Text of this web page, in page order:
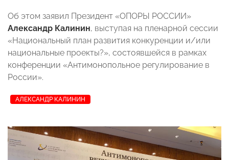
Об этом заявил Президент «ОПОРЫ РОССИИ»
Александр Калинин, выступая на пленарной сессии
«Национальный план развития конкуренции и/или
национальные проекты?», состоявшейся в рамках
конференции «Антимонопольное регулирование в
России».
АЛЕКСАНДР КАЛИНИН